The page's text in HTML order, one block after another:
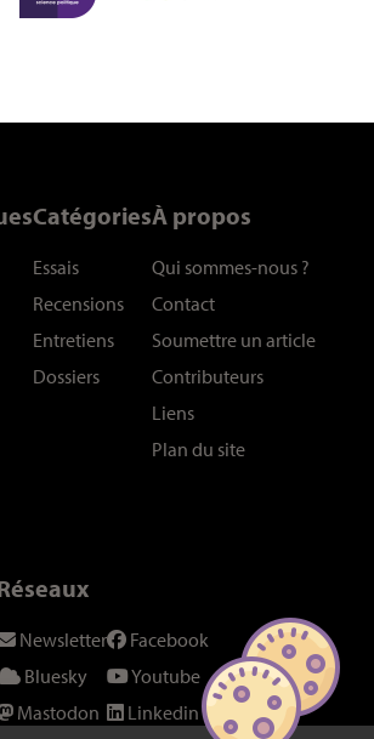
Catégories
Essais
Recensions
Entretiens
Dossiers
À propos
Qui sommes-nous ?
Contact
Soumettre un article
Contributeurs
Liens
Plan du site
Newsletter
Bluesky
Mastodon
Facebook
Youtube
Linkedin